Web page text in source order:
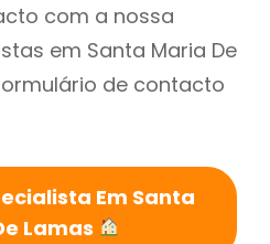
com a nossa
em Santa Maria De
de contacto
Em Santa
Lamas